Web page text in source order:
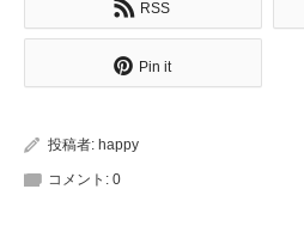
RSS
Pin it
投稿者: happy
コメント: 0